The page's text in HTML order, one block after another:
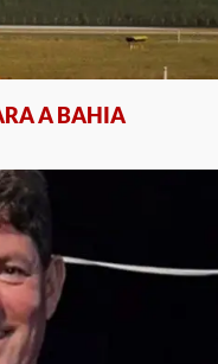
A BAHIA